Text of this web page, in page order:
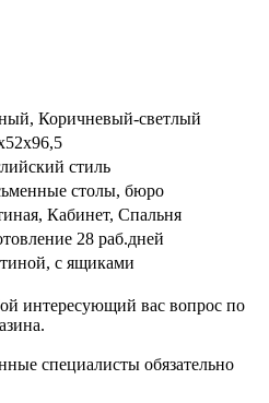
Коричневый-светлый
стиль
столы, бюро
Кабинет, Спальня
28 раб.дней
с ящиками
интересующий вас вопрос по
специалисты обязательно